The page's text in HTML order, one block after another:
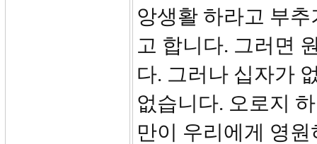
앙생활 하라고 부
고 합니다. 그러면
다. 그러나 십자가
없습니다. 오로지
만이 우리에게 영